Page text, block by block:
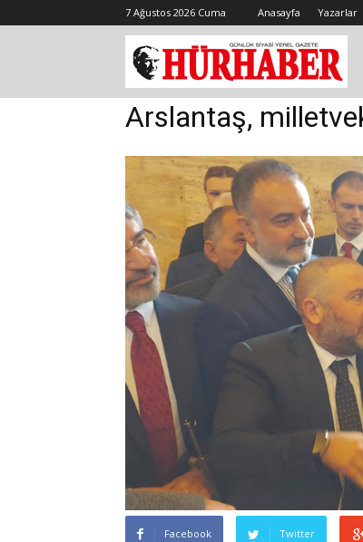
7 Ağustos 2026 Cuma Anasayfa Yazarlar
Arslantaş,
Facebook Twitter